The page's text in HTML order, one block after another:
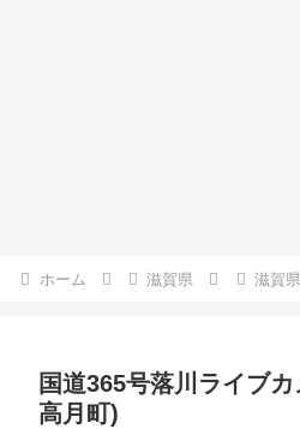
ホーム 滋賀県 滋賀
国道365号落川ライブ
高月町)